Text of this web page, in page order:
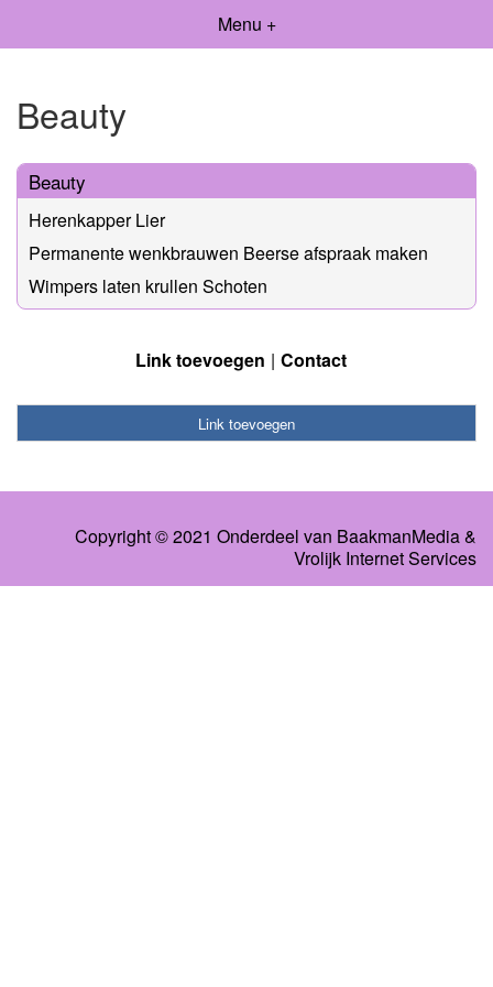
Menu +
Beauty
Beauty
Herenkapper Lier
Permanente wenkbrauwen Beerse afspraak maken
Wimpers laten krullen Schoten
Link toevoegen Contact
Link toevoegen
Copyright © 2021 Onderdeel van BaakmanMedia&
Vrolijk Internet Services